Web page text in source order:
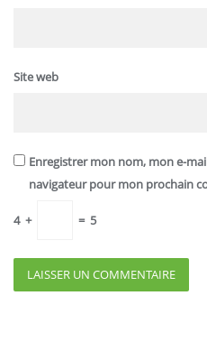
Site web
Enregistrer mon nom, mon e-
navigateur pour mon prochain
4 + = 5